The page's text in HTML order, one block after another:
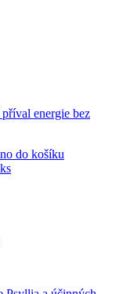
energie bez
do košíku